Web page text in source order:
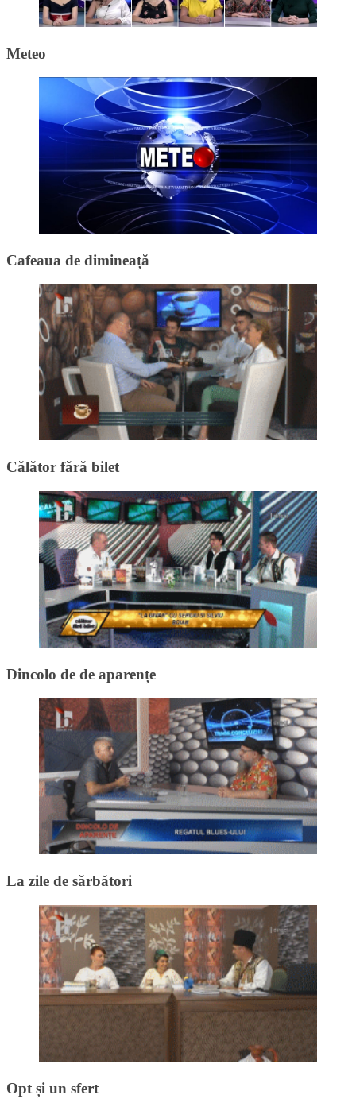
Meteo
Cafeaua de dimineață
Călător fără bilet
Dincolo de de aparențe
La zile de sărbători
Opt și un sfert